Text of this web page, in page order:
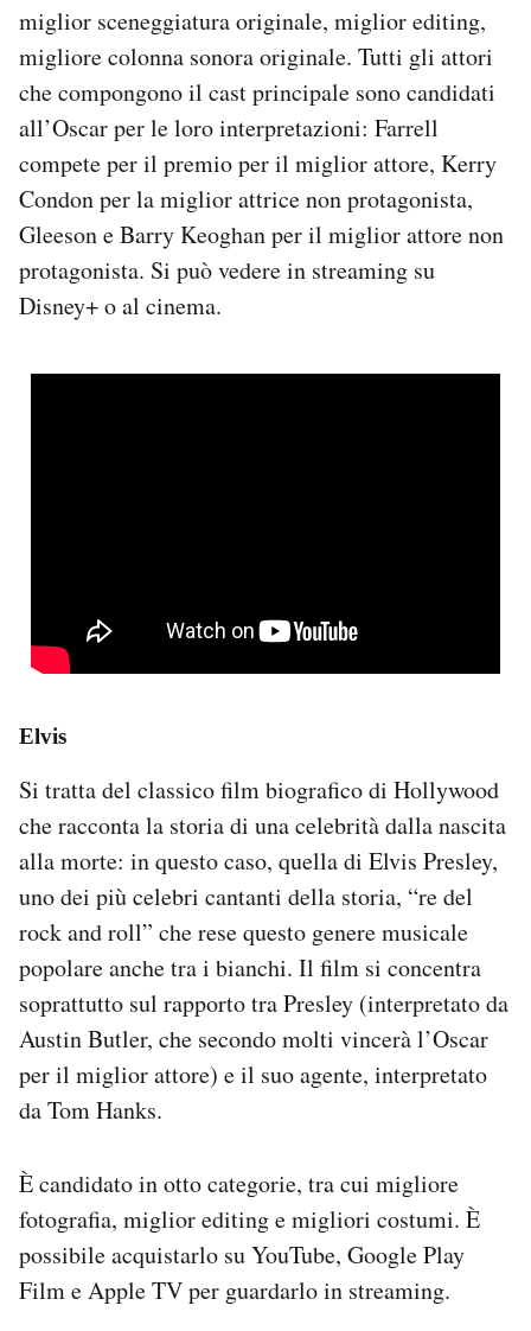
miglior sceneggiatura originale, miglior editing,
migliore colonna sonora originale. Tutti gli attori
che compongono il cast principale sono candidati
all’Oscar per le loro interpretazioni: Farrell
compete per il premio per il miglior attore, Kerry
Condon per la miglior attrice non protagonista,
Gleeson e Barry Keoghan per il miglior attore non
protagonista. Si può vedere in streaming su
Disney+ o al cinema.
Elvis
Si tratta del classico film biografico di Hollywood
che racconta la storia di una celebrità dalla nascita
alla morte: in questo caso, quella di Elvis Presley,
uno dei più celebri cantanti della storia, “re del
rock and roll” che rese questo genere musicale
popolare anche tra i bianchi. Il film si concentra
soprattutto sul rapporto tra Presley (interpretato da
Austin Butler, che secondo molti vincerà l’Oscar
per il miglior attore) e il suo agente, interpretato
da Tom Hanks.
È candidato in otto categorie, tra cui migliore
fotografia, miglior editing e migliori costumi. È
possibile acquistarlo su YouTube, Google Play
Film e Apple TV per guardarlo in streaming.